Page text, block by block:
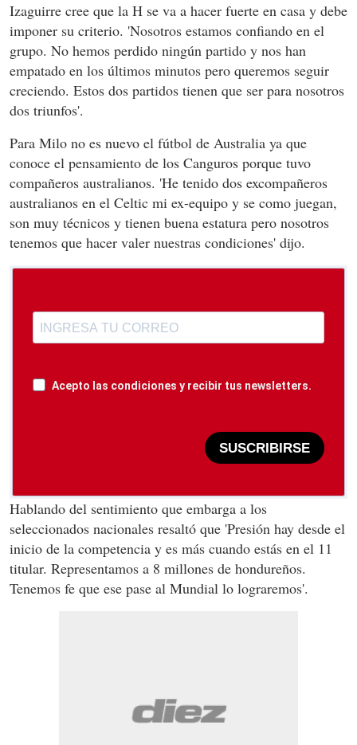
Izaguirre cree que la H se va a hacer fuerte en casa y debe
imponer su criterio. 'Nosotros estamos confiando en el
grupo. No hemos perdido ningún partido y nos han
empatado en los últimos minutos pero queremos seguir
creciendo. Estos dos partidos tienen que ser para nosotros
dos triunfos'.
Para Milo no es nuevo el fútbol de Australia ya que
conoce el pensamiento de los Canguros porque tuvo
compañeros australianos. 'He tenido dos excompañeros
australianos en el Celtic mi ex-equipo y se como juegan,
son muy técnicos y tienen buena estatura pero nosotros
tenemos que hacer valer nuestras condiciones' dijo.
Acepto las condiciones y recibir tus newsletters.
SUSCRIBIRSE
Hablando del sentimiento que embarga a los
seleccionados nacionales resaltó que 'Presión hay desde el
inicio de la competencia y es más cuando estás en el 11
titular. Representamos a 8 millones de hondureños.
Tenemos fe que ese pase al Mundial lo lograremos'.